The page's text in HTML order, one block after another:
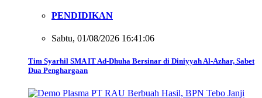
PENDIDIKAN
Sabtu, 01/08/2026 16:41:06
Tim Syarhil SMA IT Ad-Dhuha Bersinar di Diniyyah Al-Azhar, Sabet
Dua Penghargaan